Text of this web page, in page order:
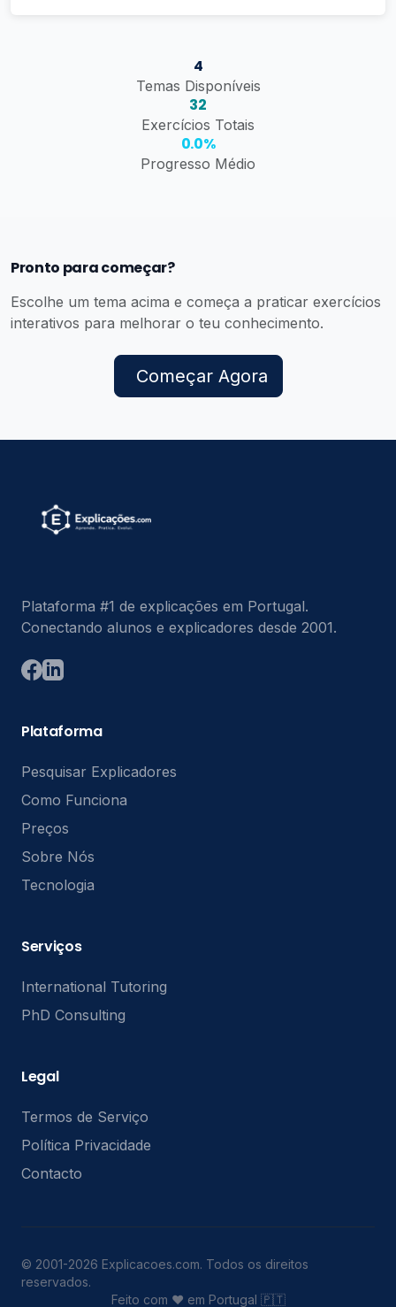
4
Temas Disponíveis
32
Exercícios Totais
0.0%
Progresso Médio
Pronto para começar?
Escolhe um tema acima e começa a praticar exercícios
interativos para melhorar o teu conhecimento.
Começar Agora
Plataforma #1 de explicações em Portugal.
Conectando alunos e explicadores desde 2001.
Plataforma
Pesquisar Explicadores
Como Funciona
Preços
Sobre Nós
Tecnologia
Serviços
International Tutoring
PhD Consulting
Legal
Termos de Serviço
Política Privacidade
Contacto
© 2001-2026 Explicacoes.com. Todos os direitos
reservados.
Feito com ❤️ em Portugal 🇵🇹